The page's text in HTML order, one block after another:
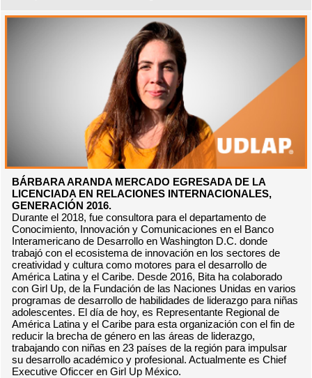
BÁRBARA ARANDA MERCADO EGRESADA DE LA
LICENCIADA EN RELACIONES INTERNACIONALES,
GENERACIÓN 2016.
Durante el 2018, fue consultora para el departamento de
Conocimiento, Innovación y Comunicaciones en el Banco
Interamericano de Desarrollo en Washington D.C. donde
trabajó con el ecosistema de innovación en los sectores de
creatividad y cultura como motores para el desarrollo de
América Latina y el Caribe. Desde 2016, Bita ha colaborado
con Girl Up, de la Fundación de las Naciones Unidas en varios
programas de desarrollo de habilidades de liderazgo para niñas
adolescentes. El día de hoy, es Representante Regional de
América Latina y el Caribe para esta organización con el fin de
reducir la brecha de género en las áreas de liderazgo,
trabajando con niñas en 23 países de la región para impulsar
su desarrollo académico y profesional. Actualmente es Chief
Executive Oficcer en Girl Up México.